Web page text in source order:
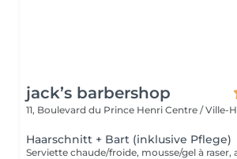
jack’s barbershop
11, Boulevard du Prince Henri Centre / Ville-
Haarschnitt + Bart (inklusive Pflege)